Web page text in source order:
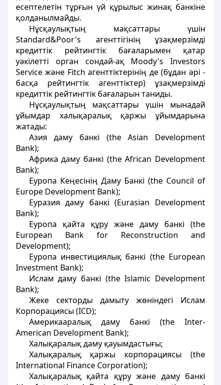
есептелетін тұрғын үй құрылыс жинақ банкіне
қолданылмайды.
Нұсқаулықтың мақсаттары үшін
Standard&Poor's агенттігінің ұзақмерзімді
кредиттік рейтингтік бағаларымен қатар
уәкілетті орган сондай-ақ Moody's Investors
Service және Fitch агенттіктерінің де (бұдан әрі -
басқа рейтингтік агенттіктер) ұзақмерзімді
кредиттік рейтингтік бағаларын таниды.
Нұсқаулықтың мақсаттары үшін мынадай
ұйымдар халықаралық қаржы ұйымдарына
жатады:
Азия даму банкі (the Asian Development
Bank);
Африка даму банкі (the African Development
Bank);
Еуропа Кеңесінің Даму Банкі (the Council of
Europe Development Bank);
Еуразия даму банкі (Eurasian Development
Bank);
Еуропа қайта құру және даму банкі (the
European Bank for Reconstruction and
Development);
Еуропа инвестициялық банкі (the European
Investment Bank);
Ислам даму банкі (the Islamic Development
Bank);
Жеке секторды дамыту жөнiндегі Ислам
Корпорациясы (ICD);
Америкааралық даму банкі (the Inter-
American Development Bank);
Халықаралық даму қауымдастығы;
Халықаралық қаржы корпорациясы (the
International Finance Corporation);
Халықаралық қайта құру және даму банкі